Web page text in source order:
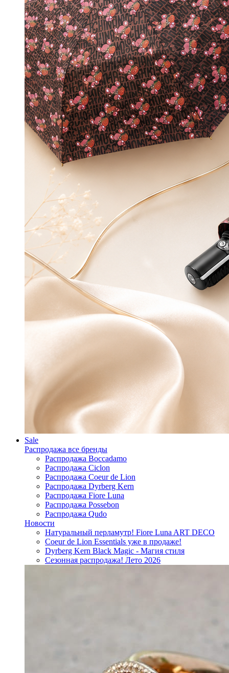
Sale
Распродажа все бренды
Распродажа Boccadamo
Распродажа Ciclon
Распродажа Coeur de Lion
Распродажа Dyrberg Kern
Распродажа Fiore Luna
Распродажа Possebon
Распродажа Qudo
Новости
Натуральный перламутр! Fiore Luna ART DECO
Coeur de Lion Essentials уже в продаже!
Dyrberg Kern Black Magic - Магия стиля
Сезонная распродажа! Лето 2026